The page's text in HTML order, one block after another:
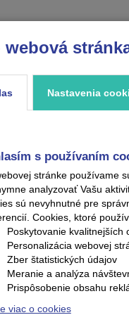
o ktoré už klesá záujem.
dajú skombinovať s
produkty, ktoré už nie
profily, schodové profily,
kompletne, napríklad
ako zladiť zlacnené
webová
Nastavenia
s používaním
stránke používame
analyzovať Vašu
sú nevyhnutné pre
Cookies, ktoré
Poskytovanie kvalitnejších
Personalizácia webovej
Zber štatistických údajov
Meranie a analýza
Prispôsobenie obsahu
viac o cookies